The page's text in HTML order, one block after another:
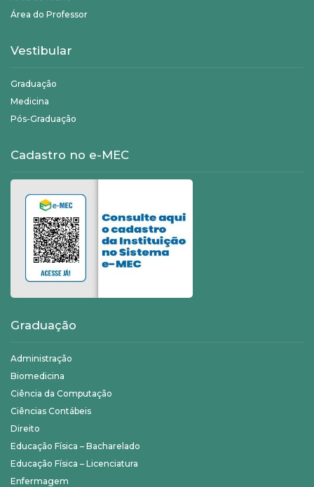
Área do Professor
Vestibular
Graduação
Medicina
Pós-Graduação
Cadastro no e-MEC
Graduação
Administração
Biomedicina
Ciência da Computação
Ciências Contábeis
Direito
Educação Física – Bacharelado
Educação Física – Licenciatura
Enfermagem